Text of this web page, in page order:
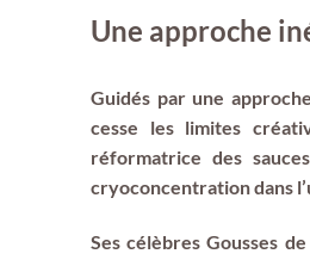
Une approche
Guidés par une
cesse les limites
réformatrice des
cryoconcentration dans
Ses célèbres Gousses